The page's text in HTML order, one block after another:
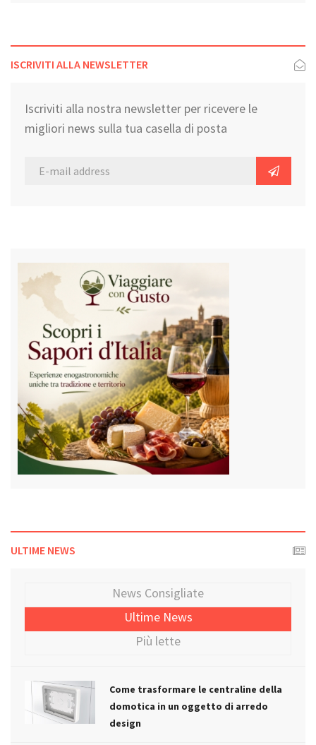
ISCRIVITI ALLA NEWSLETTER
Iscriviti alla nostra newsletter per ricevere le
migliori news sulla tua casella di posta
ULTIME NEWS
News Consigliate
Ultime News
Più lette
Come trasformare le centraline della
domotica in un oggetto di arredo
design